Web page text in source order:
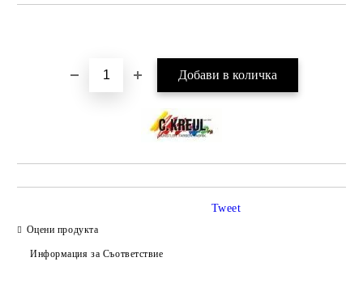
Оцени продукта
Информация за Съответствие
Tweet